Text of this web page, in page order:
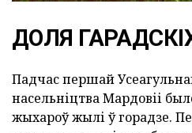
ДОЛЯ
Падчас першай
насельніцтва Мардовіі
жыхароў жылі ў горадзе.